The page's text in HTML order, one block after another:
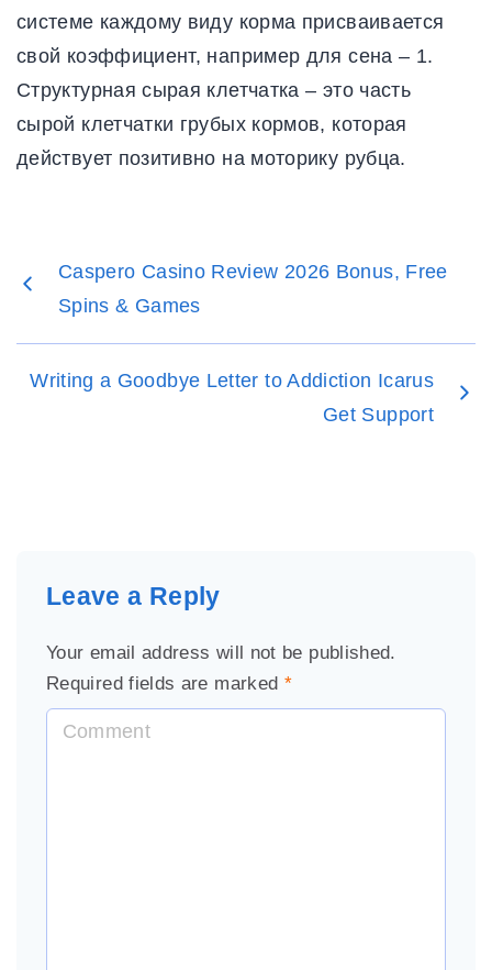
системе каждому виду корма присваивается
свой коэффициент, например для сена – 1.
Структурная сырая клетчатка – это часть
сырой клетчатки грубых кормов, которая
действует позитивно на моторику рубца.
Caspero Casino Review 2026 Bonus, Free
Spins & Games
Writing a Goodbye Letter to Addiction Icarus
Get Support
Leave a Reply
Your email address will not be published.
Required fields are marked *